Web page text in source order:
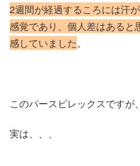
2週間が経過するころには汗
感覚であり、個人差はあると
感していました。
このパースピレックスですが、
実は、、、